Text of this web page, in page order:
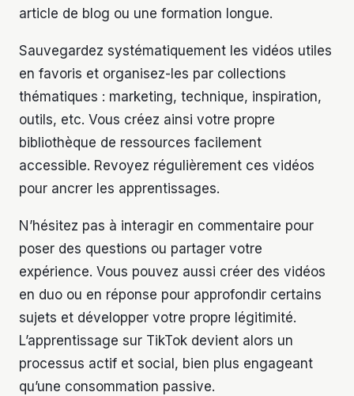
article de blog ou une formation longue.
Sauvegardez systématiquement les vidéos utiles
en favoris et organisez-les par collections
thématiques : marketing, technique, inspiration,
outils, etc. Vous créez ainsi votre propre
bibliothèque de ressources facilement
accessible. Revoyez régulièrement ces vidéos
pour ancrer les apprentissages.
N’hésitez pas à interagir en commentaire pour
poser des questions ou partager votre
expérience. Vous pouvez aussi créer des vidéos
en duo ou en réponse pour approfondir certains
sujets et développer votre propre légitimité.
L’apprentissage sur TikTok devient alors un
processus actif et social, bien plus engageant
qu’une consommation passive.